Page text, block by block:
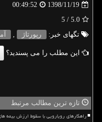
1398/11/19
00:49:52
5.0
/ 5
تگهای خبر:
رپورتاژ ,
این مطلب را می پسندید؟
تازه ترین مطالب مرتبط
راهکارهای رویارویی با سقوط ارزش